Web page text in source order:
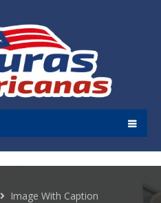
Image With Caption